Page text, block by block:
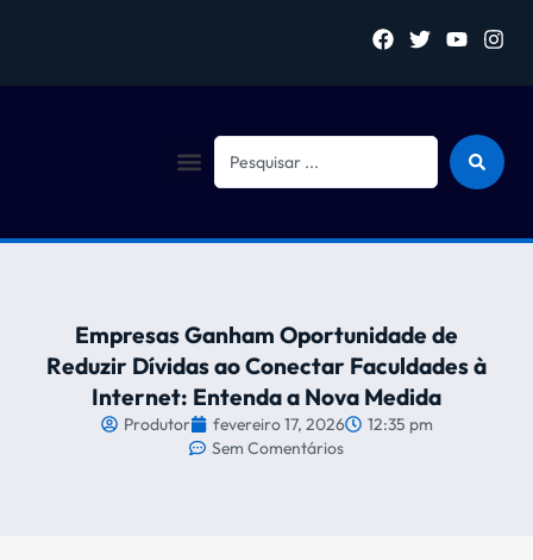
Empresas Ganham Oportunidade de
Reduzir Dívidas ao Conectar Faculdades à
Internet: Entenda a Nova Medida
Produtor fevereiro 17, 2026
12:35 pm
Sem Comentários